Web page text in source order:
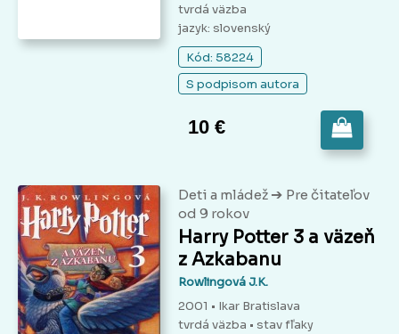
tvrdá väzba
jazyk: slovenský
Kód: 58224
S podpisom autora
10 €
Deti a mládež ➔ Pre čitateľov
od 9 rokov
Harry Potter 3 a väzeň
z Azkabanu
Rowlingová J.K.
2001 • Ikar Bratislava
tvrdá väzba • stav fľaky